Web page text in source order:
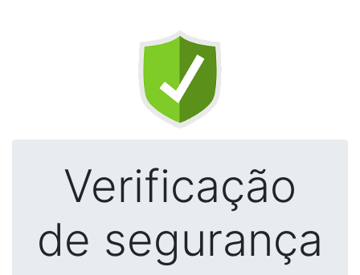
Verificação
de segurança